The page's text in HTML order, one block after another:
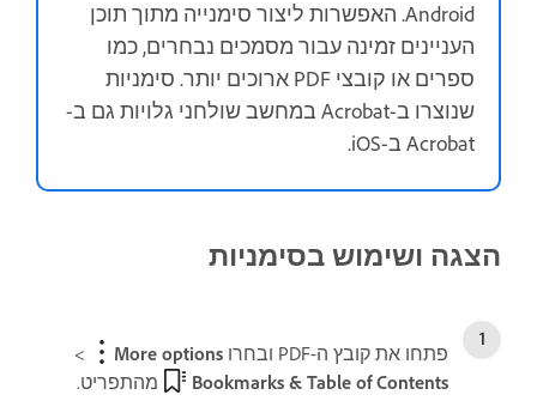
Android. האפשרות ליצור סימנייה מתוך תוכן
העניינים זמינה עבור מסמכים נבחרים, כמו
ספרים או קובצי PDF ארוכים יותר. סימניות
שנוצרו ב-Acrobat במחשב שולחני גלויות גם ב-
Acrobat ב-iOS.
הצגה ושימוש בסימניות
פתחו את קובץ ה-PDF ובחרו More options
>‏
Bookmarks & Table of Contents
מהתפריט.